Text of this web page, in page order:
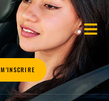
M'INSCRIRE